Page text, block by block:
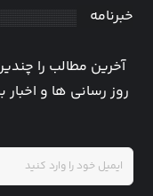
خبرنامه
آخرین مطالب را
روز رسانی ها و